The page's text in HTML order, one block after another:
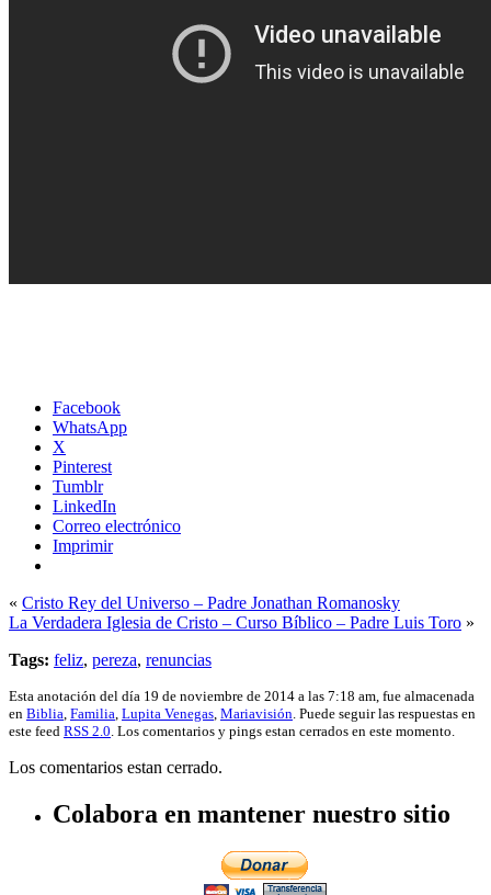
Facebook
WhatsApp
X
Pinterest
Tumblr
LinkedIn
Correo electrónico
Imprimir
« Cristo Rey del Universo – Padre Jonathan Romanosky
La Verdadera Iglesia de Cristo – Curso Bíblico – Padre Luis Toro »
Tags: feliz, pereza, renuncias
Esta anotación del día 19 de noviembre de 2014 a las 7:18 am, fue almacenada
en Biblia Familia Lupita Venegas Mariavisión . Puede seguir las respuestas en
este feed RSS 2.0 . Los comentarios y pings estan cerrados en este momento.
Los comentarios estan cerrado.
Colabora en mantener nuestro sitio